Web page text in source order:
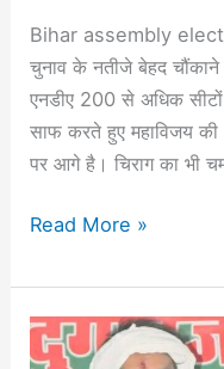
Bihar assembly
चुनाव के नतीजे बेहद
एनडीए 200 से अधिक
साफ करते हुए महाविजय
पर आगे है। चिराग का भी
सीटों
पर
आगे
Read More »
Big
Breaking: